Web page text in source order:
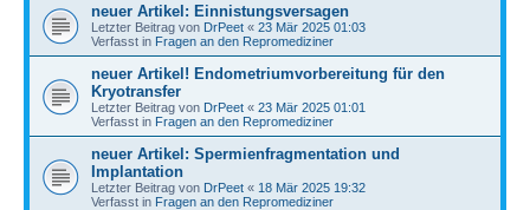
neuer Artikel: Einnistungsversagen
Letzter Beitrag von DrPeet « 23 Mär 2025 01:03
Verfasst in Fragen an den Repromediziner
neuer Artikel! Endometriumvorbereitung für den
Kryotransfer
Letzter Beitrag von DrPeet « 23 Mär 2025 01:01
Verfasst in Fragen an den Repromediziner
neuer Artikel: Spermienfragmentation und
Implantation
Letzter Beitrag von DrPeet « 18 Mär 2025 19:32
Verfasst in Fragen an den Repromediziner